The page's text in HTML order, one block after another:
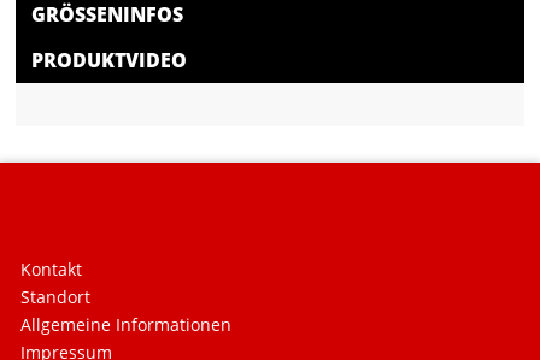
GRÖSSENINFOS
PRODUKTVIDEO
Kontakt
Standort
Allgemeine Informationen
Impressum